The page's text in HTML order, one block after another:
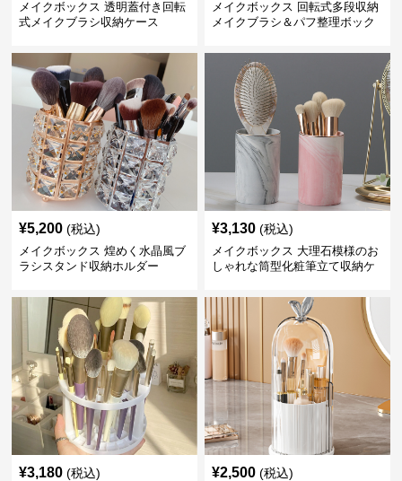
メイクボックス 透明蓋付き回転
式メイクブラシ収納ケース
メイクボックス 回転式多段収納
メイクブラシ＆パフ整理ボック
¥5,200 (税込)
メイクボックス 煌めく水晶風ブ
ラシスタンド収納ホルダー
¥3,130 (税込)
メイクボックス 大理石模様のお
しゃれな筒型化粧筆立て収納ケ
¥3,180 (税込) ¥2,500 (税込)